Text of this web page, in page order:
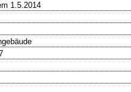
1.5.2014